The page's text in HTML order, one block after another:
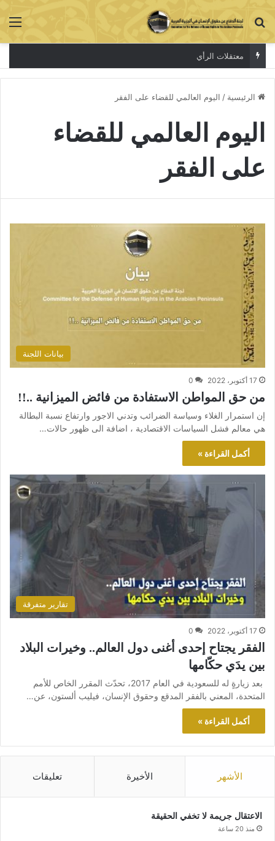
بحث عن
معتقلات الرأي
الرئيسية / اليوم العالمي للقضاء على الفقر
اليوم العالمي للقضاء
على الفقر
بيانات اللجنة
17 أكتوبر، 2022 0
من حق المواطن الاستفادة من فائض الميزانية ..!!
إن استمرار الغلاء وسياسة الضرائب وتدني الاجور وارتفاع نسبة البطالة
هي معالم فشل السياسات الاقتصادية ، اضافة الى ظهور حالات…
أكمل القراءة »
تقارير متفرقة
17 أكتوبر، 2022 0
الفقر يجتاح إحدى أغنى دول العالم.. وخيرات البلاد
بين يدَي حكّامها
بعد زيارةٍ له للسعودية في العام 2017، تحدّث المقرر الخاص للأمم
المتحدة، المعني بالفقر المدقع وحقوق الإنسان، فيليب ألستون، عن…
أكمل القراءة »
الأشهر الأخيرة تعليقات
الاعتقال جريمة لا تخفي الحقيقة
منذ 20 ساعة